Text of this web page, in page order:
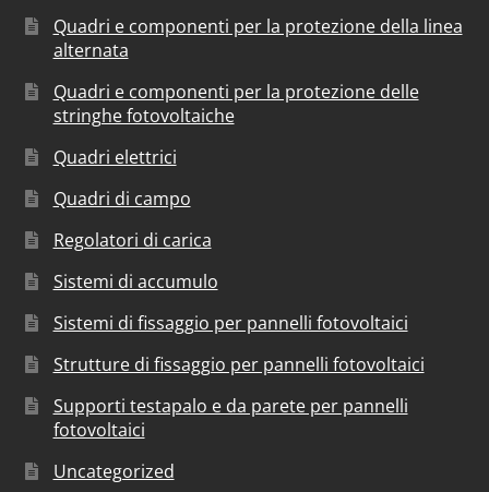
Quadri e componenti per la protezione della linea
alternata
Quadri e componenti per la protezione delle
stringhe fotovoltaiche
Quadri elettrici
Quadri di campo
Regolatori di carica
Sistemi di accumulo
Sistemi di fissaggio per pannelli fotovoltaici
Strutture di fissaggio per pannelli fotovoltaici
Supporti testapalo e da parete per pannelli
fotovoltaici
Uncategorized